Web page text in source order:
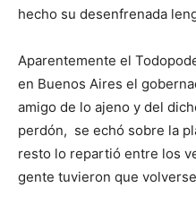
hecho su desenfrenada
Aparentemente el
en Buenos Aires el
amigo de lo ajeno y del
perdón, se echó sobre la
resto lo repartió entre los
gente tuvieron que